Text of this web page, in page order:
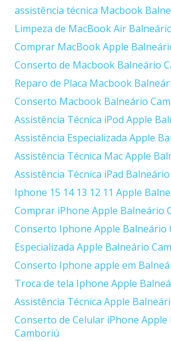
assistência técnica Macbook
Limpeza de MacBook Air
Comprar MacBook Apple
Conserto de Macbook Balneário
Reparo de Placa Macbook
Conserto Macbook Balneário
Assistência Técnica iPod Apple
Assistência Especializada Apple
Assistência Técnica Mac Apple
Assistência Técnica iPad
Iphone 15 14 13 12 11 Apple
Comprar iPhone Apple Balneário
Conserto Iphone Apple Balneário
Especializada Apple Balneário
Conserto Iphone apple em
Troca de tela Iphone Apple
Assistência Técnica Apple
Conserto de Celular iPhone Apple
Camboriú